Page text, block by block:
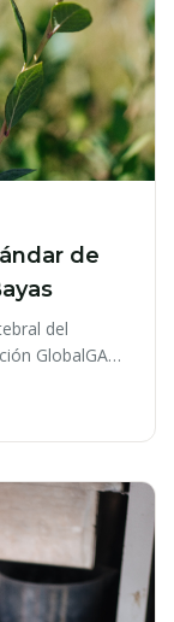
de
del
GlobalGAP